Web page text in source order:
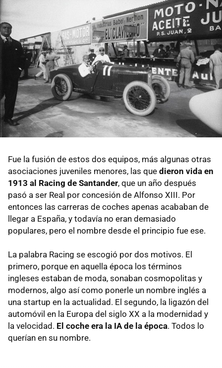
Fue la fusión de estos dos equipos, más algunas otras
asociaciones juveniles menores, las que dieron vida en
1913 al Racing de Santander, que un año después
pasó a ser Real por concesión de Alfonso XIII. Por
entonces las carreras de coches apenas acababan de
llegar a España, y todavía no eran demasiado
populares, pero el nombre desde el principio fue ese.
La palabra Racing se escogió por dos motivos. El
primero, porque en aquella época los términos
ingleses estaban de moda, sonaban cosmopolitas y
modernos, algo así como ponerle un nombre inglés a
una startup en la actualidad. El segundo, la ligazón del
automóvil en la Europa del siglo XX a la modernidad y
la velocidad. El coche era la IA de la época. Todos lo
querían en su nombre.